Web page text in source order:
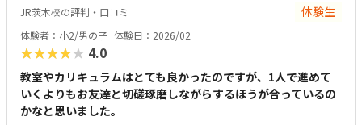
JR茨木校の評判・口コミ 体験生
体験者：小2/男の子 体験日：2026/02
★★★★★ 4.0
教室やカリキュラムはとても良かったのですが、1人で進めて
いくよりもお友達と切磋琢磨しながらするほうが合っているの
かなと思いました。